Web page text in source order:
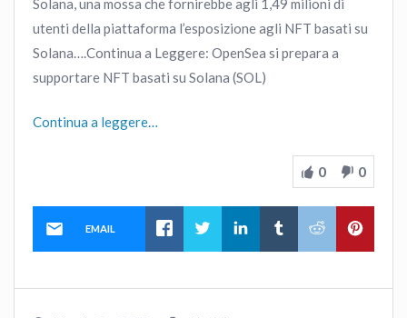
Solana, una mossa che fornirebbe agli 1,49 milioni di
utenti della piattaforma l’esposizione agli NFT basati su
Solana….Continua a Leggere: OpenSea si prepara a
supportare NFT basati su Solana (SOL)
Continua a leggere…
0 0
EMAIL